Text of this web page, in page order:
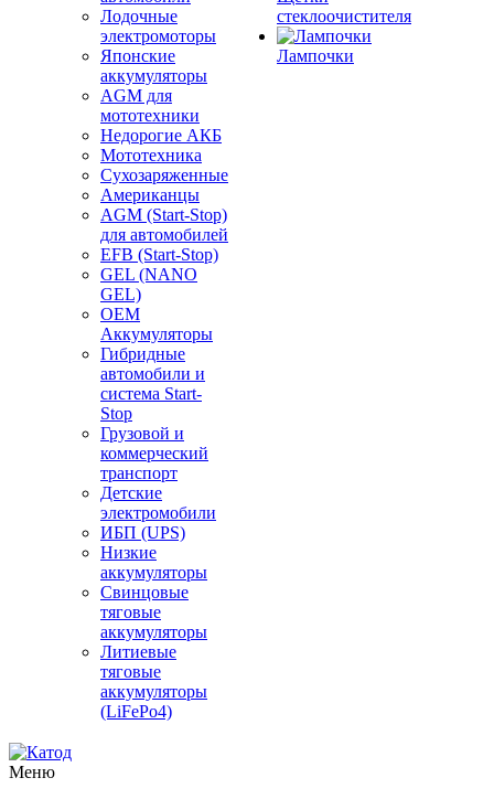
Лодочные
электромоторы
Японские
аккумуляторы
AGM для
мототехники
Недорогие АКБ
Мототехника
Сухозаряженные
Американцы
AGM (Start-Stop)
для автомобилей
EFB (Start-Stop)
GEL (NANO
GEL)
OEM
Аккумуляторы
Гибридные
автомобили и
система Start-
Stop
Грузовой и
коммерческий
транспорт
Детские
электромобили
ИБП (UPS)
Низкие
аккумуляторы
Свинцовые
тяговые
аккумуляторы
Литиевые
тяговые
аккумуляторы
(LiFePo4)
стеклоочистителя
Лампочки
Меню